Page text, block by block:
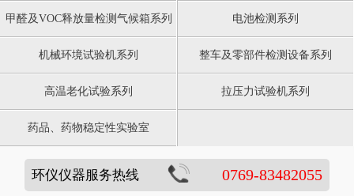
甲醛及VOC释放量检测气候箱系列 电池检测系列
机械环境试验机系列 整车及零部件检测设备系列
高温老化试验系列 拉压力试验机系列
药品、药物稳定性实验室
环仪仪器服务热线 0769-83482055